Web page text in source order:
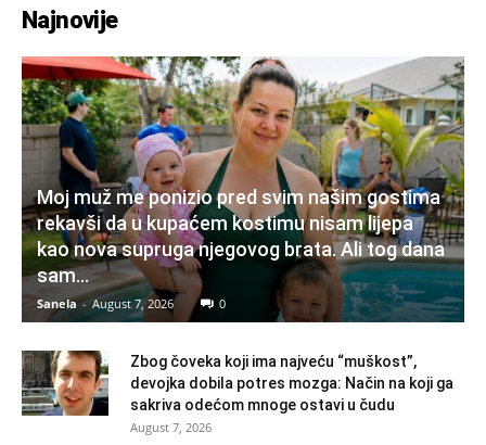
Najnovije
Moj muž me ponizio pred svim našim gostima
rekavši da u kupaćem kostimu nisam lijepa
kao nova supruga njegovog brata. Ali tog dana
sam...
Sanela - August 7, 2026 0
Zbog čoveka koji ima najveću “muškost”,
devojka dobila potres mozga: Način na koji ga
sakriva odećom mnoge ostavi u čudu
August 7, 2026